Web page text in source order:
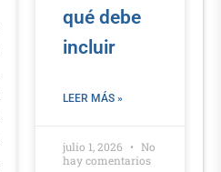
qué debe
incluir
LEER MÁS »
julio 1, 2026
No
hay comentarios